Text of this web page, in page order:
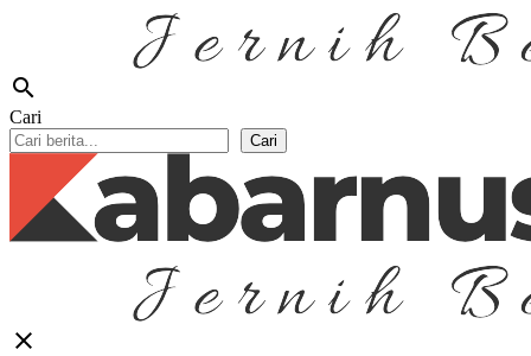
search
Cari
Cari
close